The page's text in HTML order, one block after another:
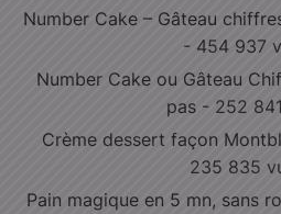
Number Cake – Gâteau
- 454 937
Number Cake ou Gâteau
pas - 252
Crème dessert façon
235 835
Pain magique en 5 mn, sans